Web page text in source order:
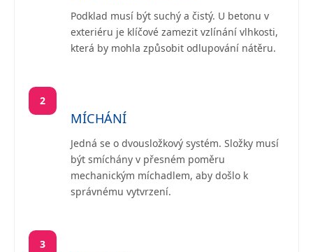
Podklad musí být suchý a čistý. U betonu v
exteriéru je klíčové zamezit vzlínání vlhkosti,
která by mohla způsobit odlupování nátěru.
2
MÍCHÁNÍ
Jedná se o dvousložkový systém. Složky musí
být smíchány v přesném poměru
mechanickým míchadlem, aby došlo k
správnému vytvrzení.
3